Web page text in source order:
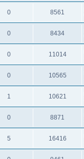
0 8561
0 8434
0 11014
0 10565
1 10621
0 8871
5 16416